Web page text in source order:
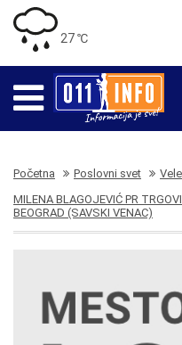
27 ℃
Početna Poslovni svet
MILENA BLAGOJEVIĆ PR
BEOGRAD (SAVSKI VENAC)